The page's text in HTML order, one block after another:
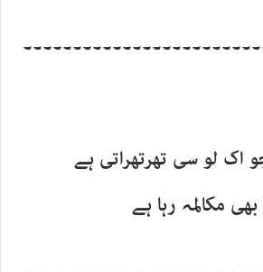
لو سی تھرتھراتی ہے
مکالمہ رہا ہے